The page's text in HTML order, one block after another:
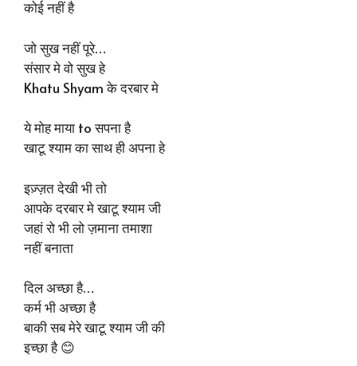
कोई नहीं है
जो सुख नहीं पूरे…
संसार मे वो सुख हे
Khatu Shyam के दरबार मे
ये मोह माया to सपना है
खाटू श्याम का साथ ही अपना हे
इज़्ज़त देखी भी तो
आपके दरबार मे खाटू श्याम जी
जहां रो भी लो ज़माना तमाशा
नहीं बनाता
दिल अच्छा है…
कर्म भी अच्छा है
बाकी सब मेरे खाटू श्याम जी की
इच्छा है 😊